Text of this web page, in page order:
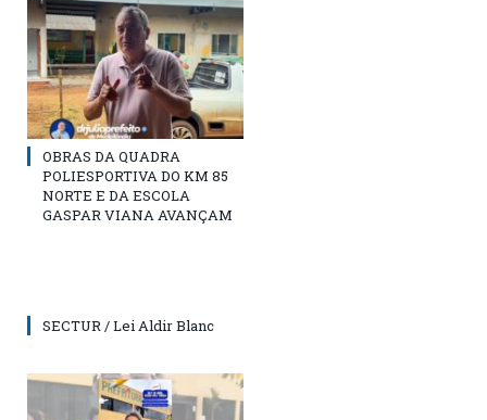
OBRAS DA QUADRA
POLIESPORTIVA DO KM 85
NORTE E DA ESCOLA
GASPAR VIANA AVANÇAM
SECTUR / Lei Aldir Blanc